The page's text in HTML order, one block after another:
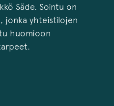
Säde. Sointu on
jonka yhteistilojen
huomioon